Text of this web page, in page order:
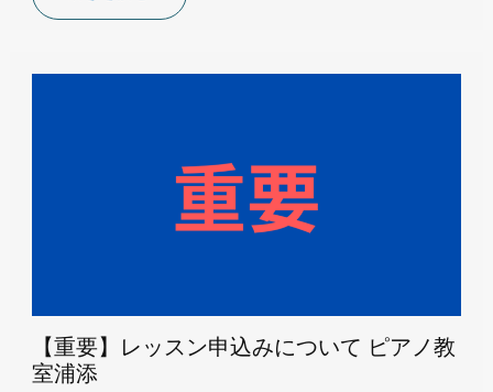
【重要】レッスン申込みについて ピアノ教
室浦添